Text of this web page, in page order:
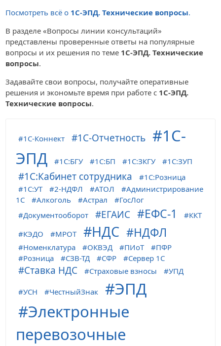
Посмотреть всё о 1С-ЭПД. Технические вопросы.
В разделе «Вопросы линии консультаций»
представлены проверенные ответы на популярные
вопросы и их решения по теме 1С-ЭПД. Технические
вопросы.
Задавайте свои вопросы, получайте оперативные
решения и экономьте время при работе с 1С-ЭПД.
Технические вопросы.
1С-Коннект 1С-Отчетность
1С-
ЭПД
1С:БГУ 1С:БП 1С:ЗКГУ 1С:ЗУП
1С:Кабинет сотрудника
1С:Розница
1С:УТ
2-НДФЛ АТОЛ
Администрирование
1С
Алкоголь Астрал
ГосЛог
Документооборот
ЕГАИС ЕФС-1
ККТ
КЭДО
МРОТ НДС НДФЛ
Номенклатура ОКВЭД ПИоТ
ПФР
Розница
СЗВ-ТД СФР Сервер 1С
Ставка НДС Страховые взносы УПД
УСН ЧестныйЗнак
ЭПД
Электронные
перевозочные